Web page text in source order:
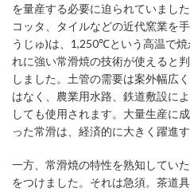
を量産する必要に迫られていまし
コッタ、タイルなどの近代窯業を
うじゅ)は、1,250℃という高温で
れに強い常滑焼の技術が使えると
しました。土管の需要は案外幅広
はなく、農業用水路、鉄道敷設に
しても使用されます。大量生産に
った常滑は、経済的に大きく躍進
一方、常滑焼の特性を熟知してい
をつけました。それは急須。茶道